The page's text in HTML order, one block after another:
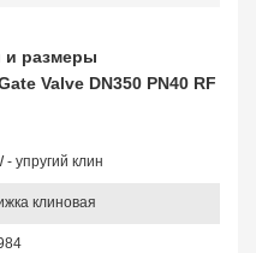
и размеры
Valve DN350 PN40 RF
- упругий клин
клиновая